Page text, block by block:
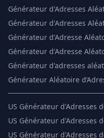
Générateur d'Adresses
Générateur d'Adresses
Générateur d'Adresse
Générateur d'Adresse
Générateur d'adresses
Générateur Aléatoire
US Générateur d'Adresses
US Générateur d'Adresses
US Générateur d'Adresses